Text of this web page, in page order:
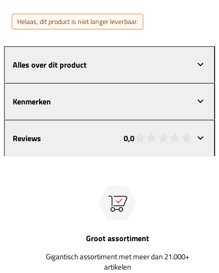
Helaas, dit product is niet langer leverbaar.
Alles over dit product
Kenmerken
Reviews 0,0
Groot assortiment
Gigantisch assortiment met meer dan 21.000+
artikelen